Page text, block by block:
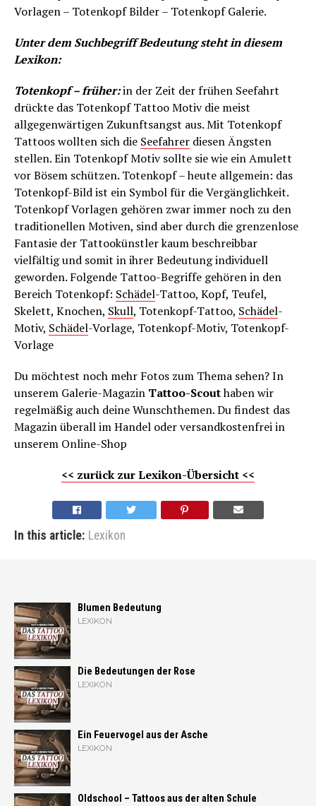
Vorlagen – Totenkopf Bilder – Totenkopf Galerie.
Unter dem Suchbegriff Bedeutung steht in diesem
Lexikon:
Totenkopf – früher:in der Zeit der frühen Seefahrt
drückte das Totenkopf Tattoo Motiv die meist
allgegenwärtigen Zukunftsangst aus. Mit Totenkopf
Tattoos wollten sich die Seefahrer diesen Ängsten
stellen. Ein Totenkopf Motiv sollte sie wie ein Amulett
vor Bösem schützen. Totenkopf – heute allgemein: das
Totenkopf-Bild ist ein Symbol für die Vergänglichkeit.
Totenkopf Vorlagen gehören zwar immer noch zu den
traditionellen Motiven, sind aber durch die grenzenlose
Fantasie der Tattookünstler kaum beschreibbar
vielfältig und somit in ihrer Bedeutung individuell
geworden. Folgende Tattoo-Begriffe gehören in den
Bereich Totenkopf: Schädel-Tattoo, Kopf, Teufel,
Skelett, Knochen, Skull, Totenkopf-Tattoo, Schädel-
Motiv, Schädel-Vorlage, Totenkopf-Motiv, Totenkopf-
Vorlage
Du möchtest noch mehr Fotos zum Thema sehen? In
unserem Galerie-Magazin Tattoo-Scouthaben wir
regelmäßig auch deine Wunschthemen. Du findest das
Magazin überall im Handel oder versandkostenfrei in
unserem Online-Shop
<< zurück zur Lexikon-Übersicht <<
In this article: Lexikon
Blumen Bedeutung
LEXIKON
Die Bedeutungen der Rose
LEXIKON
Ein Feuervogel aus der Asche
LEXIKON
Oldschool – Tattoos aus der alten Schule